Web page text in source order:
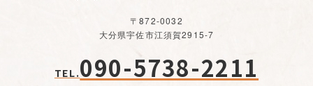
〒872-0032
大分県宇佐市江須賀2915-7
TEL.090-5738-2211